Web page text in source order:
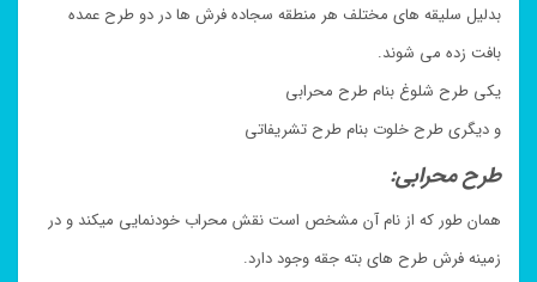
بدلیل سلیقه های مختلف هر منطقه سجاده فرش ها در دو طرح عمده
بافت زده می شوند.
یکی طرح شلوغ بنام طرح محرابی
و دیگری طرح خلوت بنام طرح تشریفاتی
طرح محرابی:
همان طور که از نام آن مشخص است نقش محراب خودنمایی میکند و در
زمینه فرش طرح های بته جقه وجود دارد.